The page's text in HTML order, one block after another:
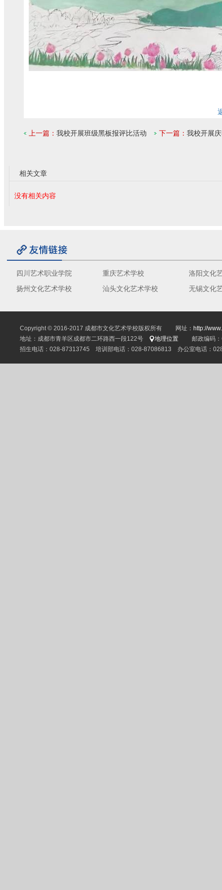
上一篇： 我校开展班级黑板报评比活动 下一篇： 我校开展
相关文章
没有相关内容
四川艺术职业学院 重庆艺术学校 洛阳文化
扬州文化艺术学校 汕头文化艺术学校 无锡文化
Copyright © 2016-2017 成都市文化艺术学校版权所有 网址： http://
地址：成都市青羊区成都市二环路西一段122号
地理位置 邮政编码：
招生电话：028-87313745 培训部电话：028-87086813 办公室电话：